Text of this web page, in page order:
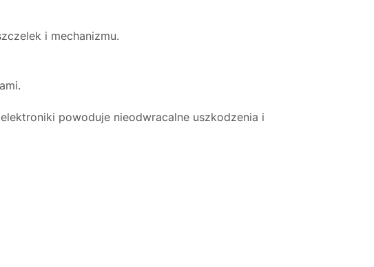
i mechanizmu.
powoduje nieodwracalne uszkodzenia i